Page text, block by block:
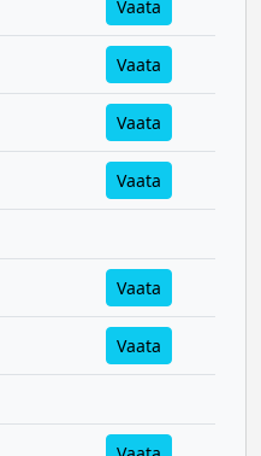
Vaata
Vaata
Vaata
Vaata
Vaata
Vaata